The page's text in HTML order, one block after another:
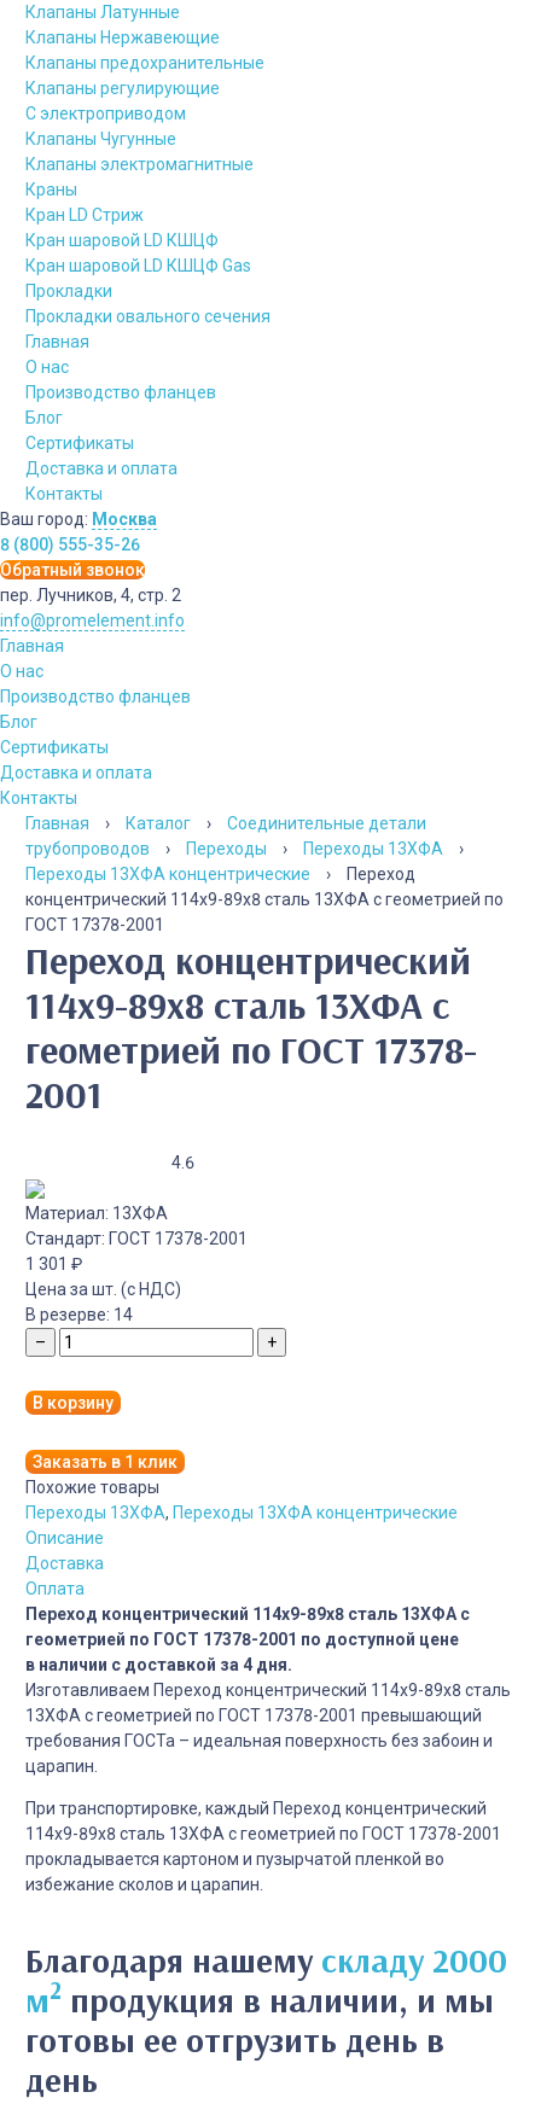
Клапаны Латунные
Клапаны Нержавеющие
Клапаны предохранительные
Клапаны регулирующие
С электроприводом
Клапаны Чугунные
Клапаны электромагнитные
Краны
Кран LD Стриж
Кран шаровой LD КШЦФ
Кран шаровой LD КШЦФ Gas
Прокладки
Прокладки овального сечения
Главная
О нас
Производство фланцев
Блог
Сертификаты
Доставка и оплата
Контакты
Ваш город: Москва
8 (800) 555-35-26
Обратный звонок
пер. Лучников, 4, стр. 2
info@promelement.info
Главная
О нас
Производство фланцев
Блог
Сертификаты
Доставка и оплата
Контакты
Главная
› Каталог ›
Соединительные детали
трубопроводов
› Переходы › Переходы 13ХФА
›
Переходы 13ХФА концентрические
›
Переход
концентрический 114х9-89х8 сталь 13ХФА с геометрией по
ГОСТ 17378-2001
Переход концентрический
114х9-89х8 сталь 13ХФА с
геометрией по ГОСТ 17378-
2001
4.6
Материал: 13ХФА
Стандарт: ГОСТ 17378-2001
1 301 ₽
Цена за шт. (с НДС)
В резерве: 14
–
+
В корзину
Заказать в 1 клик
Похожие товары
Переходы 13ХФА, Переходы 13ХФА концентрические
Описание
Доставка
Оплата
Переход концентрический 114х9-89х8 сталь 13ХФА с
геометрией по ГОСТ 17378-2001 по доступной цене
в наличии с доставкой за 4 дня.
Изготавливаем Переход концентрический 114х9-89х8 сталь
13ХФА с геометрией по ГОСТ 17378-2001 превышающий
требования ГОСТа – идеальная поверхность без забоин и
царапин.
При транспортировке, каждый Переход концентрический
114х9-89х8 сталь 13ХФА с геометрией по ГОСТ 17378-2001
прокладывается картоном и пузырчатой пленкой во
избежание сколов и царапин.
Благодаря нашему складу 2000
м2 продукция в наличии, и мы
готовы ее отгрузить день в
день